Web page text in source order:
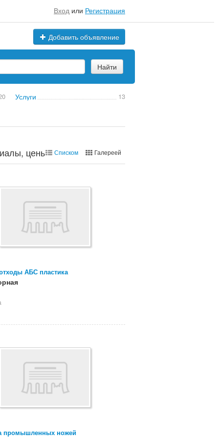
Вход или Регистрация
Добавить объявление
Найти
Услуги 13
цены, марки
Списком Галереей
АБС пластика
промышленных ножей